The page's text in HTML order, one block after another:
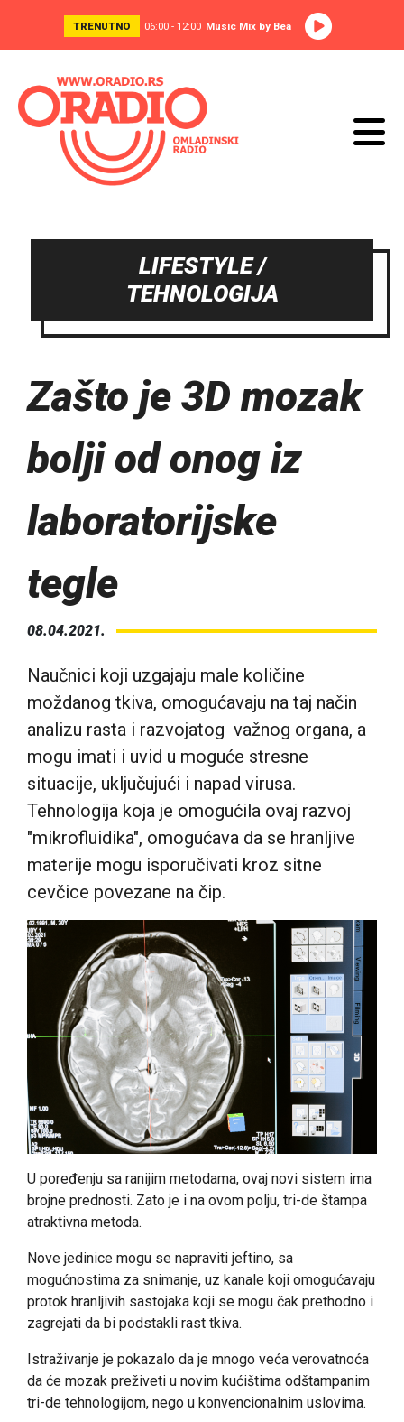
TRENUTNO 06:00 - 12:00 Music Mix by Bea
LIFESTYLE /
TEHNOLOGIJA
Zašto je 3D mozak
bolji od onog iz
laboratorijske
tegle
08.04.2021.
Naučnici koji uzgajaju male količine
moždanog tkiva, omogućavaju na taj način
analizu rasta i razvojatog važnog organa, a
mogu imati i uvid u moguće stresne
situacije, uključujući i napad virusa.
Tehnologija koja je omogućila ovaj razvoj
"mikrofluidika", omogućava da se hranljive
materije mogu isporučivati kroz sitne
cevčice povezane na čip.
U poređenju sa ranijim metodama, ovaj novi sistem ima
brojne prednosti. Zato je i na ovom polju, tri-de štampa
atraktivna metoda.
Nove jedinice mogu se napraviti jeftino, sa
mogućnostima za snimanje, uz kanale koji omogućavaju
protok hranljivih sastojaka koji se mogu čak prethodno i
zagrejati da bi podstakli rast tkiva.
Istraživanje je pokazalo da je mnogo veća verovatnoća
da će mozak preživeti u novim kućištima odštampanim
tri-de tehnologijom, nego u konvencionalnim uslovima.